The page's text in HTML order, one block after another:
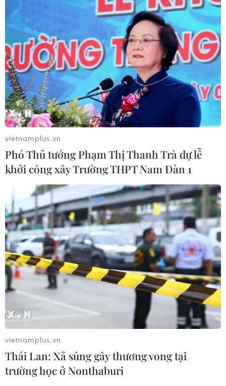
vietnamplus.vn
Phó Thủ tướng Phạm Thị Thanh Trà dự lễ
khởi công xây Trường THPT Nam Đàn 1
vietnamplus.vn
Thái Lan: Xả súng gây thương vong tại
trường học ở Nonthaburi